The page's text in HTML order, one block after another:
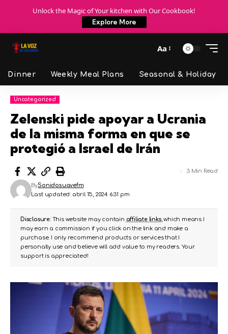
Unlock the Magic of Your kitchen with Our Cookbook!
Explore More
Aa
Dinner Weekly Meal Plans Seasonal & Holiday
Uncategorized
Zelenski pide apoyar a Ucrania
de la misma forma en que se
protegió a Israel de Irán
Last updated: abril 15, 2024 6:31 pm
BySonidosuavefm
3 Min Read
Disclosure:This website may contain affiliate links, which means I
may earn a commission if you click on the link and make a
purchase. I only recommend products or services that I
personally use and believe will add value to my readers. Your
support is appreciated!